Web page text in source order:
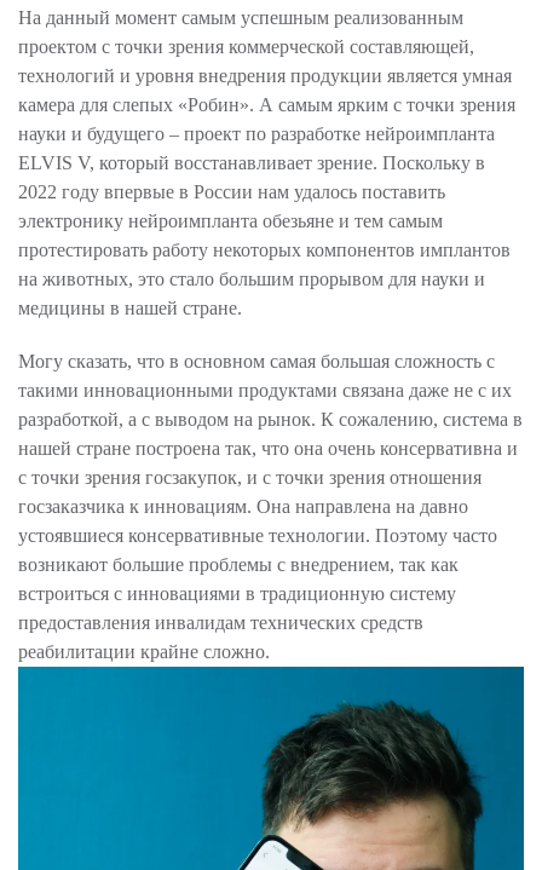
На данный момент самым успешным реализованным
проектом с точки зрения коммерческой составляющей,
технологий и уровня внедрения продукции является умная
камера для слепых «Робин». А самым ярким с точки зрения
науки и будущего – проект по разработке нейроимпланта
ELVIS V, который восстанавливает зрение. Поскольку в
2022 году впервые в России нам удалось поставить
электронику нейроимпланта обезьяне и тем самым
протестировать работу некоторых компонентов имплантов
на животных, это стало большим прорывом для науки и
медицины в нашей стране.
Могу сказать, что в основном самая большая сложность с
такими инновационными продуктами связана даже не с их
разработкой, а с выводом на рынок. К сожалению, система в
нашей стране построена так, что она очень консервативна и
с точки зрения госзакупок, и с точки зрения отношения
госзаказчика к инновациям. Она направлена на давно
устоявшиеся консервативные технологии. Поэтому часто
возникают большие проблемы с внедрением, так как
встроиться с инновациями в традиционную систему
предоставления инвалидам технических средств
реабилитации крайне сложно.